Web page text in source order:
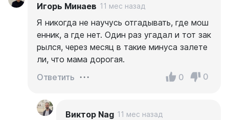
Игорь Минаев 11 мес назад
Я никогда не научусь отгадывать, где мош
енник, а где нет. Один раз угадал и тот зак
рылся, через месяц в такие минуса залете
ли, что мама дорогая.
Ответить
0 0
Виктор Nag 11 мес назад